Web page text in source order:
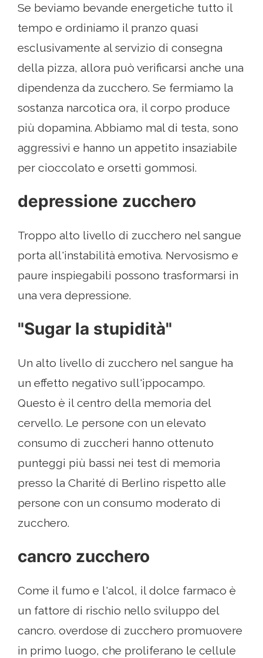
Se beviamo bevande energetiche tutto il
tempo e ordiniamo il pranzo quasi
esclusivamente al servizio di consegna
della pizza, allora può verificarsi anche una
dipendenza da zucchero. Se fermiamo la
sostanza narcotica ora, il corpo produce
più dopamina. Abbiamo mal di testa, sono
aggressivi e hanno un appetito insaziabile
per cioccolato e orsetti gommosi.
depressione zucchero
Troppo alto livello di zucchero nel sangue
porta all'instabilità emotiva. Nervosismo e
paure inspiegabili possono trasformarsi in
una vera depressione.
"Sugar la stupidità"
Un alto livello di zucchero nel sangue ha
un effetto negativo sull'ippocampo.
Questo è il centro della memoria del
cervello. Le persone con un elevato
consumo di zuccheri hanno ottenuto
punteggi più bassi nei test di memoria
presso la Charité di Berlino rispetto alle
persone con un consumo moderato di
zucchero.
cancro zucchero
Come il fumo e l'alcol, il dolce farmaco è
un fattore di rischio nello sviluppo del
cancro. overdose di zucchero promuovere
in primo luogo, che proliferano le cellule